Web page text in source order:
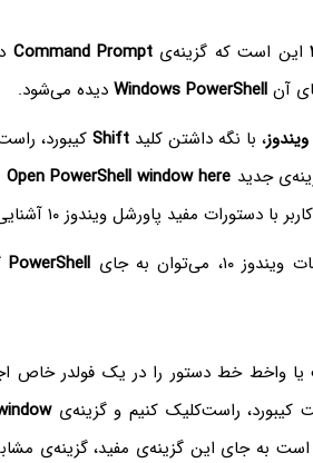
این است که گزینه‌ی Command Prompt
آنWindows PowerShell دیده می‌شود.
ویندوز، با نگه داشتن کلیدShift کیبورد،
جدید Open PowerShell window here
به جای
PowerShell
یا واخط خط دستور را در یک فولدر خاص
راست‌کلیک کنیم و گزینه‌ی
کنیم. اما در ویندوز ۱۰ ممکن است به جای این گزینه‌ی مفید،